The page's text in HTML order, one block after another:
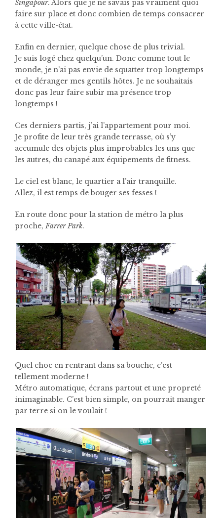
Singapour. Alors que je ne savais pas vraiment quoi
faire sur place et donc combien de temps consacrer
à cette ville-état.
Enfin en dernier, quelque chose de plus trivial.
Je suis logé chez quelqu’un. Donc comme tout le
monde, je n’ai pas envie de squatter trop longtemps
et de déranger mes gentils hôtes. Je ne souhaitais
donc pas leur faire subir ma présence trop
longtemps !
Ces derniers partis, j’ai l’appartement pour moi.
Je profite de leur très grande terrasse, où s’y
accumule des objets plus improbables les uns que
les autres, du canapé aux équipements de fitness.
Le ciel est blanc, le quartier a l’air tranquille.
Allez, il est temps de bouger ses fesses !
En route donc pour la station de métro la plus
proche,Farrer Park.
Quel choc en rentrant dans sa bouche, c’est
tellement moderne !
Métro automatique, écrans partout et une propreté
inimaginable. C’est bien simple, on pourrait manger
par terre si on le voulait !